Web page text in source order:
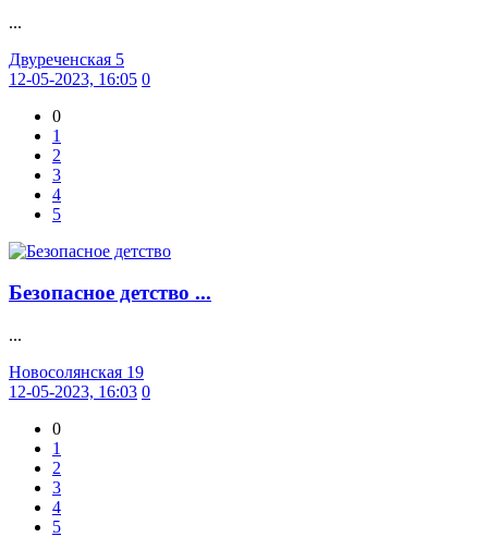
...
Двуреченская 5
12-05-2023, 16:05 0
0
1
2
3
4
5
Безопасное детство ...
...
Новосолянская 19
12-05-2023, 16:03 0
0
1
2
3
4
5